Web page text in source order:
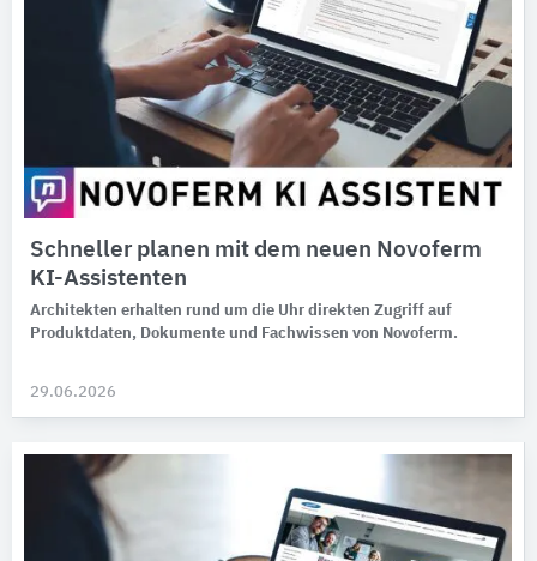
Schneller planen mit dem neuen Novoferm
KI-Assistenten
Architekten erhalten rund um die Uhr direkten Zugriff auf
Produktdaten, Dokumente und Fachwissen von Novoferm.
29.06.2026